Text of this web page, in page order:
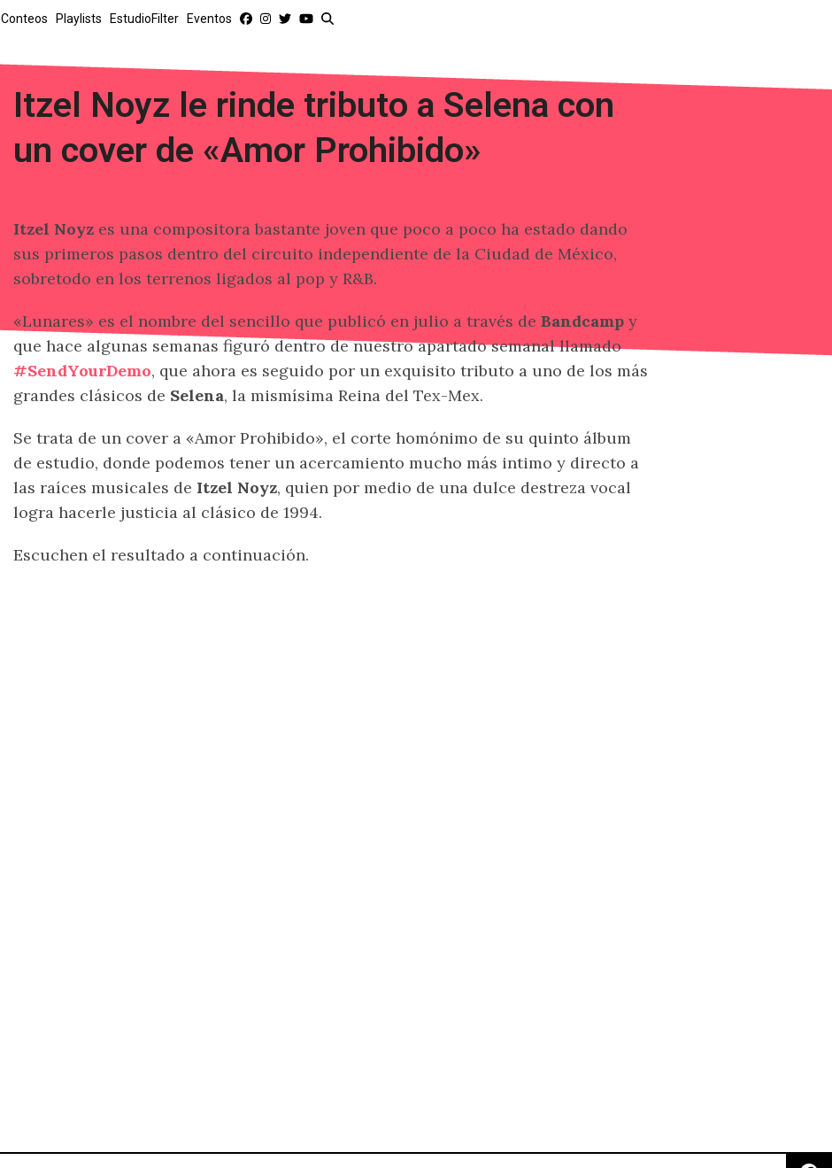
Conteos Playlists EstudioFilter Eventos
Itzel Noyz le rinde tributo a Selena con
un cover de «Amor Prohibido»
Itzel Noyz es una compositora bastante joven que poco a poco ha estado dando
sus primeros pasos dentro del circuito independiente de la Ciudad de México,
sobretodo en los terrenos ligados al pop y R&B.
«Lunares» es el nombre del sencillo que publicó en julio a través de Bandcamp y
que hace algunas semanas figuró dentro de nuestro apartado semanal llamado
#SendYourDemo, que ahora es seguido por un exquisito tributo a uno de los más
grandes clásicos de Selena, la mismísima Reina del Tex-Mex.
Se trata de un cover a «Amor Prohibido», el corte homónimo de su quinto álbum
de estudio, donde podemos tener un acercamiento mucho más intimo y directo a
las raíces musicales de Itzel Noyz, quien por medio de una dulce destreza vocal
logra hacerle justicia al clásico de 1994.
Escuchen el resultado a continuación.